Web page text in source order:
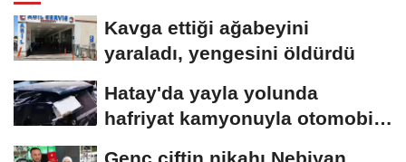
Kavga ettiği ağabeyini
yaraladı, yengesini öldürdü
Hatay'da yayla yolunda
hafriyat kamyonuyla otomobil
Genç çiftin nikahı Nebiyan